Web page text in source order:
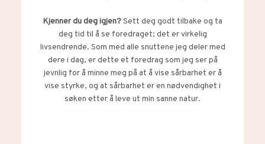
Kjenner du deg igjen?Sett deg godt tilbake og ta
deg tid til å se foredraget; det er virkelig
livsendrende. Som med alle snuttene jeg deler med
dere i dag, er dette et foredrag som jeg ser på
jevnlig for å minne meg på at å vise sårbarhet er å
vise styrke, og at sårbarhet er en nødvendighet i
søken etter å leve ut min sanne natur.